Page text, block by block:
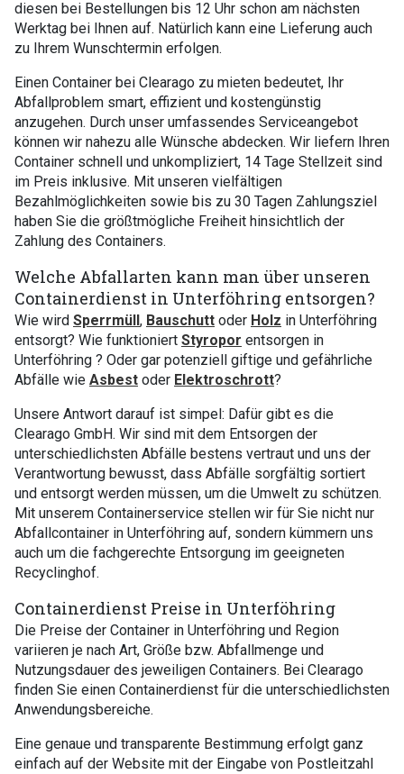
diesen bei Bestellungen bis 12 Uhr schon am nächsten
Werktag bei Ihnen auf. Natürlich kann eine Lieferung auch
zu Ihrem Wunschtermin erfolgen.
Einen Container bei Clearago zu mieten bedeutet, Ihr
Abfallproblem smart, effizient und kostengünstig
anzugehen. Durch unser umfassendes Serviceangebot
können wir nahezu alle Wünsche abdecken. Wir liefern Ihren
Container schnell und unkompliziert, 14 Tage Stellzeit sind
im Preis inklusive. Mit unseren vielfältigen
Bezahlmöglichkeiten sowie bis zu 30 Tagen Zahlungsziel
haben Sie die größtmögliche Freiheit hinsichtlich der
Zahlung des Containers.
Welche Abfallarten kann man über unseren
Containerdienst in Unterföhring entsorgen?
Wie wird Sperrmüll , Bauschutt oder Holz in Unterföhring
entsorgt? Wie funktioniert Styropor entsorgen in
Unterföhring ? Oder gar potenziell giftige und gefährliche
Abfälle wie Asbest oder Elektroschrott?
Unsere Antwort darauf ist simpel: Dafür gibt es die
Clearago GmbH. Wir sind mit dem Entsorgen der
unterschiedlichsten Abfälle bestens vertraut und uns der
Verantwortung bewusst, dass Abfälle sorgfältig sortiert
und entsorgt werden müssen, um die Umwelt zu schützen.
Mit unserem Containerservice stellen wir für Sie nicht nur
Abfallcontainer in Unterföhring auf, sondern kümmern uns
auch um die fachgerechte Entsorgung im geeigneten
Recyclinghof.
Containerdienst Preise in Unterföhring
Die Preise der Container in Unterföhring und Region
variieren je nach Art, Größe bzw. Abfallmenge und
Nutzungsdauer des jeweiligen Containers. Bei Clearago
finden Sie einen Containerdienst für die unterschiedlichsten
Anwendungsbereiche.
Eine genaue und transparente Bestimmung erfolgt ganz
einfach auf der Website mit der Eingabe von Postleitzahl